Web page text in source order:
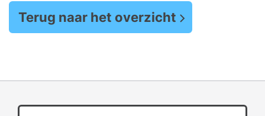
Terug naar het overzicht